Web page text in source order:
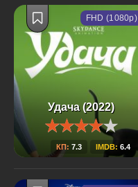
Удача (2022)
КП: 7.3 IMDB: 6.4
FHD (1080p)